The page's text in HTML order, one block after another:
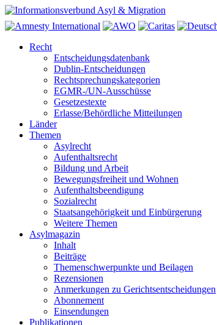
Recht
Entscheidungsdatenbank
Dublin-Entscheidungen
Rechtsprechungskategorien
EGMR-/UN-Ausschüsse
Gesetzestexte
Erlasse/Behördliche Mitteilungen
Länder
Themen
Asylrecht
Aufenthaltsrecht
Bildung und Arbeit
Bewegungsfreiheit und Wohnen
Aufenthaltsbeendigung
Sozialrecht
Staatsangehörigkeit und Einbürgerung
Weitere Themen
Asylmagazin
Inhalt
Beiträge
Themenschwerpunkte und Beilagen
Rezensionen
Anmerkungen zu Gerichtsentscheidungen
Abonnement
Einsendungen
Publikationen